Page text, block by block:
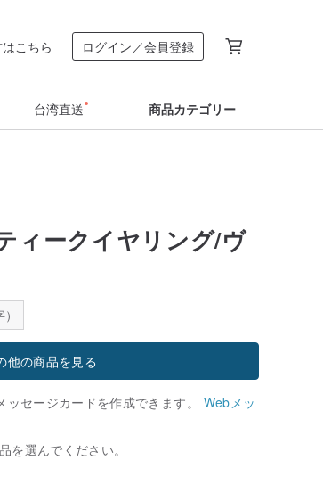
こちら ログイン／会員登録
台湾直送 商品カテゴリー
ィークイヤリング/ヴ
他の商品を見る
セージカードを作成できます。 Webメッ
を選んでください。